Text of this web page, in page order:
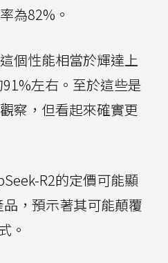
為82%。
個性能相當於輝達上
左右。至於這些是
察，但看起來確實更
R2的定價可能顯
，預示著其可能顛覆
。